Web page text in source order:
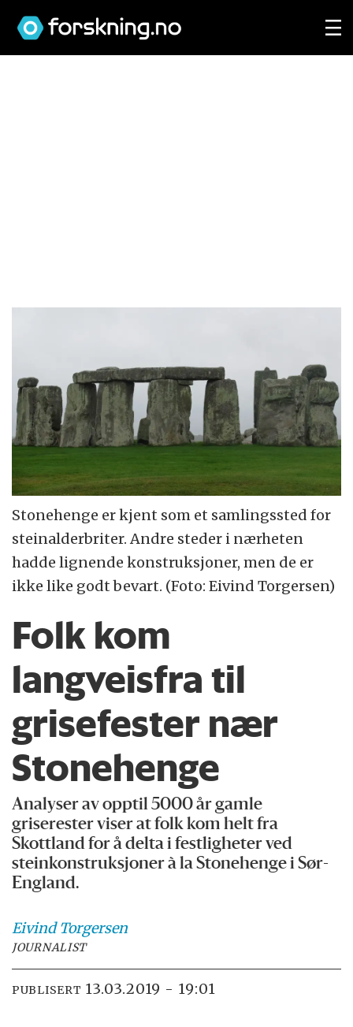
Stonehenge er kjent som et samlingssted for
steinalderbriter. Andre steder i nærheten
hadde lignende konstruksjoner, men de er
ikke like godt bevart. (Foto: Eivind Torgersen)
Folk kom
langveisfra til
grisefester nær
Stonehenge
Analyser av opptil 5000 år gamle
griserester viser at folk kom helt fra
Skottland for å delta i festligheter ved
steinkonstruksjoner à la Stonehenge i Sør-
England.
Eivind Torgersen
JOURNALIST
PUBLISERT 13.03.2019 - 19:01